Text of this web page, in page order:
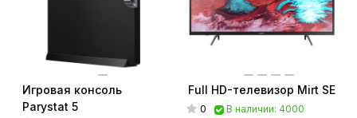
Игровая консоль
Parystat 5
Full HD-телевизор Mirt SE
0 В наличии: 4000